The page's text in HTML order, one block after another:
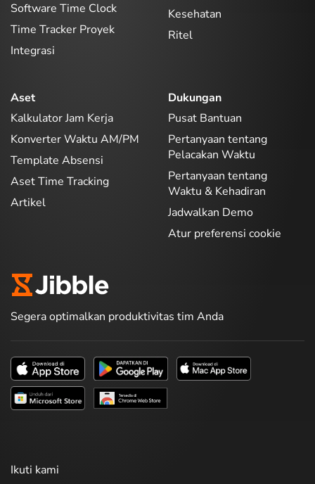
Software Time Clock
Time Tracker Proyek
Integrasi
Kesehatan
Ritel
Aset
Kalkulator Jam Kerja
Konverter Waktu AM/PM
Template Absensi
Aset Time Tracking
Artikel
Dukungan
Pusat Bantuan
Pertanyaan tentang
Pelacakan Waktu
Pertanyaan tentang
Waktu & Kehadiran
Jadwalkan Demo
Atur preferensi cookie
Segera optimalkan produktivitas tim Anda
Ikuti kami